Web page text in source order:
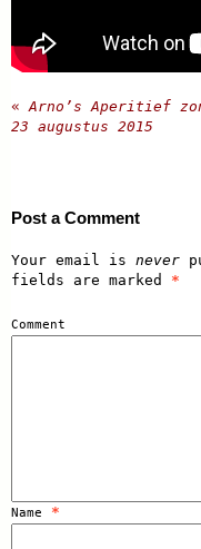
« Arno’s Aperitief
23 augustus 2015
Post a Comment
Your email is never
fields are marked *
Comment
Name *